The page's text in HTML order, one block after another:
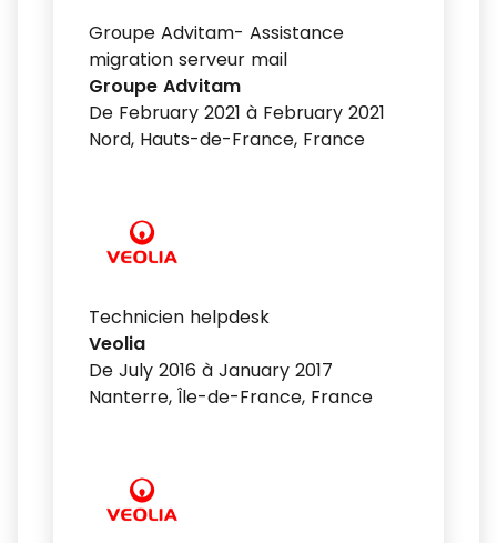
Groupe Advitam- Assistance
migration serveur mail
Groupe Advitam
De February 2021 à February 2021
Nord, Hauts-de-France, France
Technicien helpdesk
Veolia
De July 2016 à January 2017
Nanterre, Île-de-France, France